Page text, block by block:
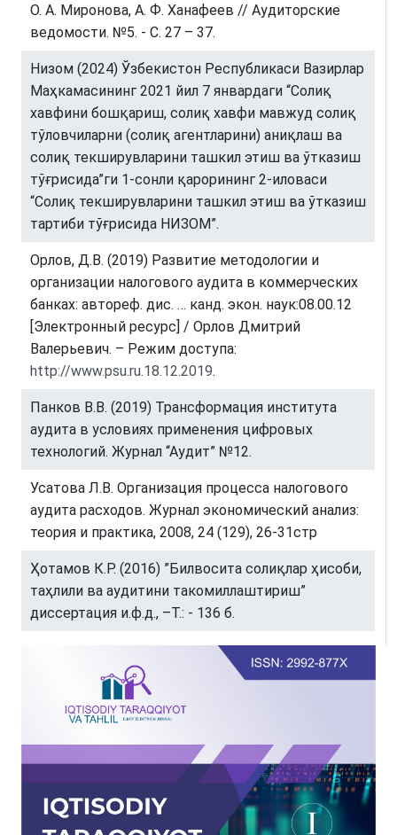
О. А. Миронова, А. Ф. Ханафеев // Аудиторские
ведомости. №5. - С. 27 – 37.
Низом (2024) Ўзбекистон Республикаси Вазирлар
Маҳкамасининг 2021 йил 7 январдаги “Солиқ
хавфини бошқариш, солиқ хавфи мавжуд солиқ
тўловчиларни (солиқ агентларини) аниқлаш ва
солиқ текширувларини ташкил этиш ва ўтказиш
тўғрисида”ги 1-сонли қарорининг 2-иловаси
“Солиқ текширувларини ташкил этиш ва ўтказиш
тартиби тўғрисида НИЗОМ”.
Орлов, Д.В. (2019) Развитие методологии и
организации налогового аудита в коммерческих
банках: автореф. дис. … канд. экон. наук:08.00.12
[Электронный ресурс] / Орлов Дмитрий
Валерьевич. – Режим доступа:
http://www.psu.ru.18.12.2019.
Панков В.В. (2019) Трансформация института
аудита в условиях применения цифровых
технологий. Журнал “Аудит” №12.
Усатова Л.В. Организация процесса налогового
аудита расходов. Журнал экономический анализ:
теория и практика, 2008, 24 (129), 26-31стр
Ҳотамов К.Р. (2016) ”Билвосита солиқлар ҳисоби,
таҳлили ва аудитини такомиллаштириш”
диссертация и.ф.д., –Т.: - 136 б.